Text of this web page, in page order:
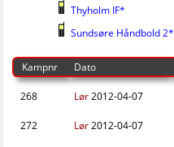
Thyholm IF*
Sundsøre Håndbold 2*
Kampnr Dato
268 Lør2012-04-07
272
Lør2012-04-07